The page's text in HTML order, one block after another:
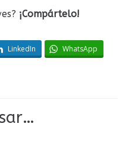
¡Compártelo!
LinkedIn
WhatsApp